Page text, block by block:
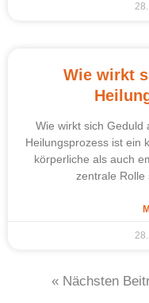
Wie wirkt
Wie wirkt sich Geduld
Heilungsprozess ist ein
körperliche als auch
zentrale Rolle
« Nächsten